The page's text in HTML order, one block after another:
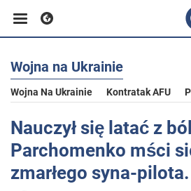
Biznes
Sport
Rozrywka
Wojna na Ukrainie
Wojna Na Ukrainie Kontratak AFU
Nauczył się latać z
Parchomenko mści
zmarłego syna-